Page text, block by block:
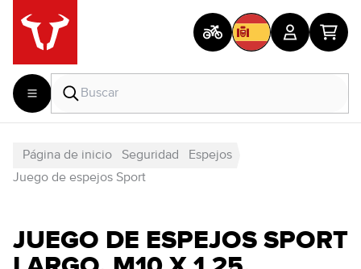
Página de inicio Seguridad
Espejos
Juego de espejos Sport
JUEGO DE ESPEJOS SPORT